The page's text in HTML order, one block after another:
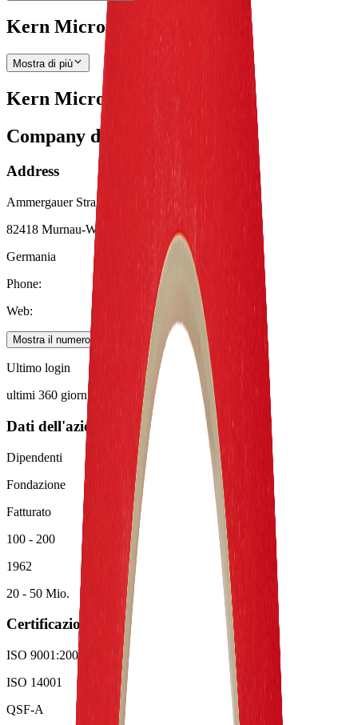
Kern Microtechnik GmbH
Mostra di più
Kern Microtechnik GmbH
Company data
Address
Ammergauer Straße 11
82418 Murnau-Westried
Germania
Phone:
Web:
Mostra il numero
Ultimo login
ultimi 360 giorni
Dati dell'azienda
Dipendenti
Fondazione
Fatturato
100 - 200
1962
20 - 50 Mio.
Certificazioni
ISO 9001:2008
ISO 14001
QSF-A